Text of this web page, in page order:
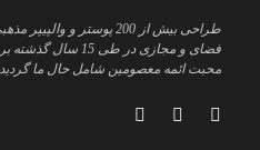
طراحی بیش از 200 پوستر و
فضای و مجازی در طی
محبت ائمه معصومین شامل حال ما